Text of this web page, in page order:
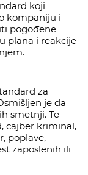
koji
kompaniju i
pogođene
plana i reakcije
za
je da
smetnji. Te
cajber kriminal,
poplave,
zaposlenih ili